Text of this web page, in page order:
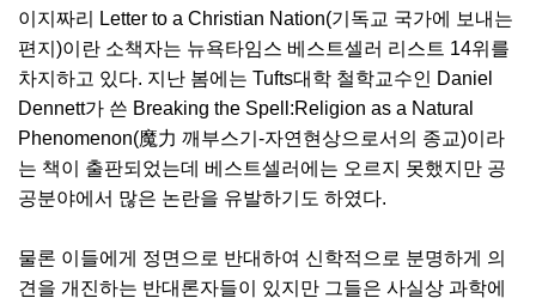
이지짜리 Letter to a Christian Nation(기독교 국가에 보내는
편지)이란 소책자는 뉴욕타임스 베스트셀러 리스트 14위를
차지하고 있다. 지난 봄에는 Tufts대학 철학교수인 Daniel
Dennett가 쓴 Breaking the Spell:Religion as a Natural
Phenomenon(魔力 깨부스기-자연현상으로서의 종교)이라
는 책이 출판되었는데 베스트셀러에는 오르지 못했지만 공
공분야에서 많은 논란을 유발하기도 하였다.
물론 이들에게 정면으로 반대하여 신학적으로 분명하게 의
견을 개진하는 반대론자들이 있지만 그들은 사실상 과학에